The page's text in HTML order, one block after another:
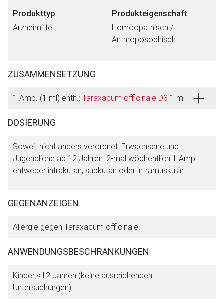
Produkttyp
Arzneimittel
Produkteigenschaft
Homöopathisch /
Anthroposophisch
ZUSAMMENSETZUNG
1 Amp. (1 ml) enth.: Taraxacum officinale D3 1 ml
DOSIERUNG
Soweit nicht anders verordnet: Erwachsene und
Jugendliche ab 12 Jahren: 2-mal wöchentlich 1 Amp.
entweder intrakutan, subkutan oder intramuskulär.
GEGENANZEIGEN
Allergie gegen Taraxacum officinale.
ANWENDUNGSBESCHRÄNKUNGEN
Kinder <12 Jahren (keine ausreichenden
Untersuchungen).
Der von Ihnen aufgerufene Link öffnet eine externe Web-
Seite. Für die Inhalte der externen Web-Seite ist deren
Betreiber verantwortlich. Ebenso gelten dort ggf. andere
Zurück zur rote-liste.de Zur Seite